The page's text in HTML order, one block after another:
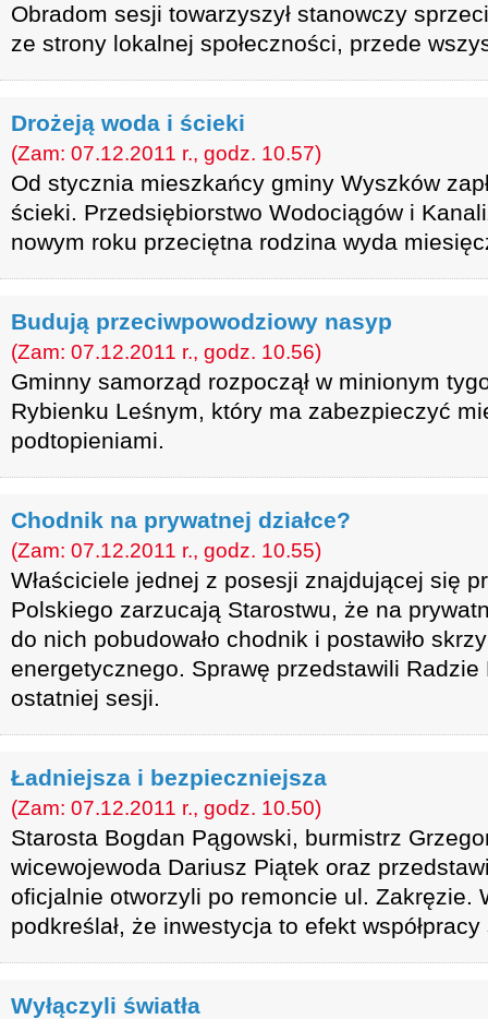
Obradom sesji towarzyszył stanowczy
ze strony lokalnej społeczności, przede
Drożeją woda i ścieki
(Zam: 07.12.2011 r., godz. 10.57)
Od stycznia mieszkańcy gminy Wyszków
ścieki. Przedsiębiorstwo Wodociągów i
nowym roku przeciętna rodzina wyda
Budują przeciwpowodziowy nasyp
(Zam: 07.12.2011 r., godz. 10.56)
Gminny samorząd rozpoczął w minionym
Rybienku Leśnym, który ma zabezpieczyć
podtopieniami.
Chodnik na prywatnej działce?
(Zam: 07.12.2011 r., godz. 10.55)
Właściciele jednej z posesji znajdującej się
Polskiego zarzucają Starostwu, że na
do nich pobudowało chodnik i postawiło
energetycznego. Sprawę przedstawili Radzie
ostatniej sesji.
Ładniejsza i bezpieczniejsza
(Zam: 07.12.2011 r., godz. 10.50)
Starosta Bogdan Pągowski, burmistrz
wicewojewoda Dariusz Piątek oraz
oficjalnie otworzyli po remoncie ul. Zakręzie.
podkreślał, że inwestycja to efekt
Wyłączyli światła